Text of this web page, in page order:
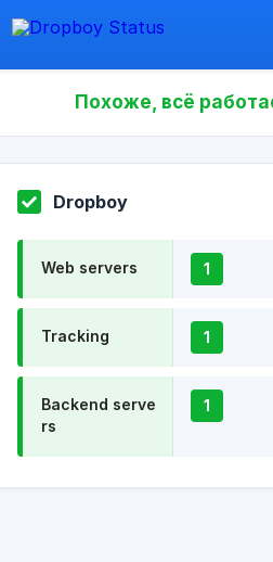
Похоже, всё
Dropboy
Web servers 1
Tracking 1
Backend serve
rs
1